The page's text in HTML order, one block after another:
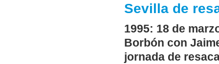
Sevilla de
1995: 18 de
Borbón con
jornada de